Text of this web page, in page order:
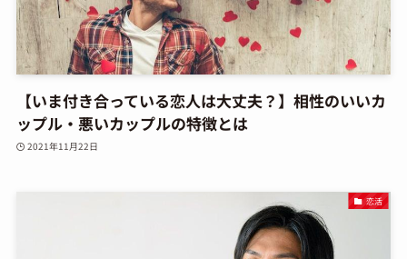
【いま付き合っている恋人は大丈夫？】相性のいいカ
ップル・悪いカップルの特徴とは
2021年11月22日
恋活